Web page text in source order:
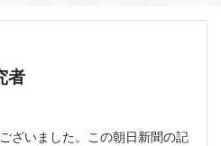
者
ざいました。この朝日新聞の記